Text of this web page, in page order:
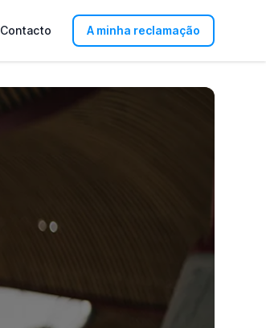
Contacto A minha reclamação